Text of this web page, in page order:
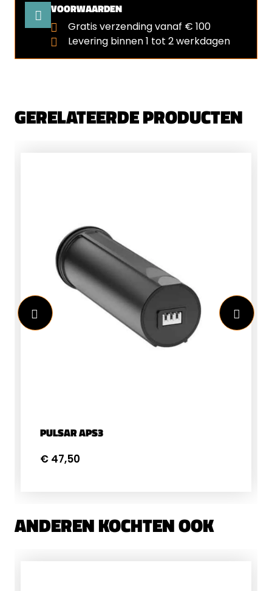
VOORWAARDEN
Gratis verzending vanaf € 100
Levering binnen 1 tot 2 werkdagen
GERELATEERDE PRODUCTEN
PULSAR APS3
€ 47,50
ANDEREN KOCHTEN OOK